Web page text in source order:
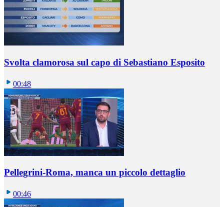
Svolta clamorosa sul capo di Sebastiano Esposito
00:48
Pellegrini-Roma, manca un piccolo dettaglio
00:46